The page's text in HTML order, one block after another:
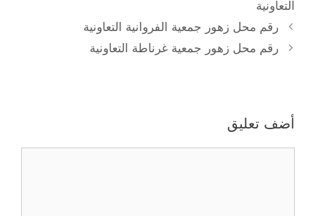
التعاونية
رقم محل زهور جمعية الفروانية التعاونية
رقم محل زهور جمعية غرناطة التعاونية
أضف تعليق